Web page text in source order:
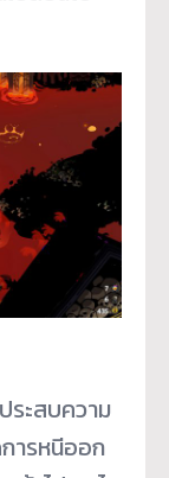
ระสบความ
ารหนีออก